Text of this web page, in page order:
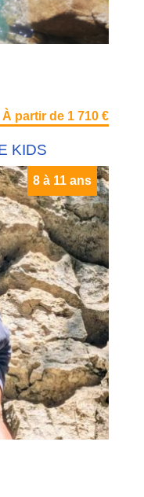
À partir de 1 710 €
KIDS
8 à 11 ans